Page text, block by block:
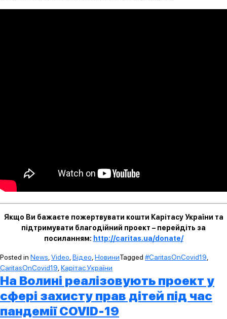
Якщо Ви бажаєте пожертвувати кошти Карітасу України та
підтримувати благодійний проект – перейдіть за
посиланням: http://caritas.ua/donate/
Posted in News Video Відео НовиниTagged #CaritasOnCovid19
CaritasOnCovid19 Карітас України
На Волині реалізовують проект у
сфері захисту прав дітей під час
пандемії COVID-19